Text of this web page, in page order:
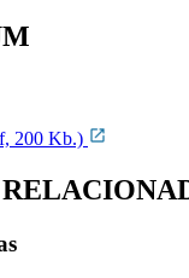
200 Kb.)